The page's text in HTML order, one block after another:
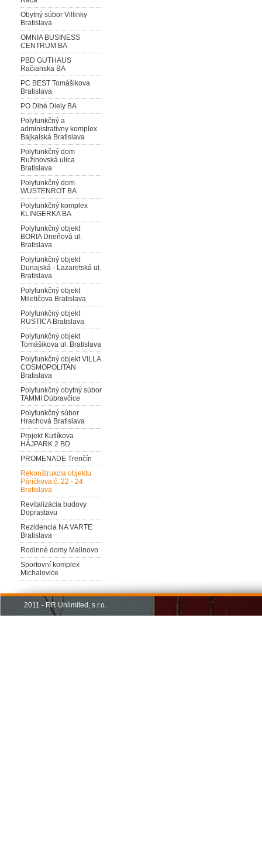
Obytný súbor Villinky
Bratislava
OMNIA BUSINESS
CENTRUM BA
PBD GUTHAUS
Račianska BA
PC BEST Tomášikova
Bratislava
PO Dlhé Diely BA
Polyfunkčný a
administratívny komplex
Bajkalská Bratislava
Polyfunkčný dom
Ružinovská ulica
Bratislava
Polyfunkčný dom
WÜSTENROT BA
Polyfunkčný komplex
KLINGERKA BA
Polyfunkčný objekt
BORIA Drieňová ul.
Bratislava
Polyfunkčný objekt
Dunajská - Lazaretská ul.
Bratislava
Polyfunkčný objekt
Miletičova Bratislava
Polyfunkčný objekt
RUSTICA Bratislava
Polyfunkčný objekt
Tomášikova ul. Bratislava
Polyfunkčný objekt VILLA
COSMOPOLITAN
Bratislava
Polyfunkčný obytný súbor
TAMMI Dúbravčice
Polyfunkčný súbor
Hrachová Bratislava
Projekt Kutlíkova
HÁJPARK 2 BD
PROMENADE Trenčín
Rekonštrukcia objektu
Páričkova č. 22 - 24
Bratislava
Revitalizácia budovy
Doprastavu
Rezidencia NA VARTE
Bratislava
Rodinné domy Malinovo
Sportovní komplex
Michalovice
2011 - RR Unlimited, s.r.o.